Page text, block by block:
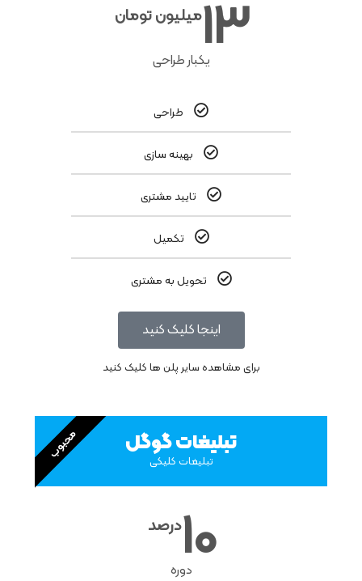
میلیون تومان13یکبار طراحی
طراحی
بهینه سازی
تایید مشتری
تکمیل
تحویل به مشتری
اینجا کلیک کنید
برای مشاهده سایر پلن ها کلیک کنید
تبلیغات گوگل
تبلیغات کلیکی
درصد10دوره
محبوب